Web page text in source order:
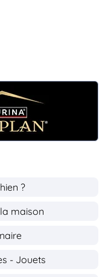
?
maison
- Jouets